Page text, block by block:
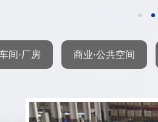
间·厂房 商业·公共空间